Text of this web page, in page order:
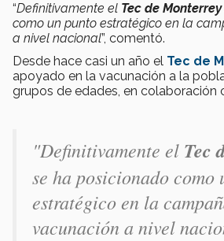
“Definitivamente el Tec de Monterrey
como un punto estratégico en la
a nivel nacional”, comentó.
Desde hace casi un año el Tec de
apoyado en la vacunación a la
grupos de edades, en colaboración
"Definitivamente el Tec
se ha posicionado como
estratégico en la
vacunación a nivel